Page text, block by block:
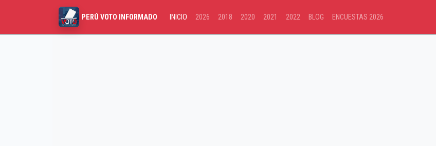
PERÚ VOTO INFORMADO INICIO 2026 2018 2020 2021 2022 BLOG ENCUESTAS 2026